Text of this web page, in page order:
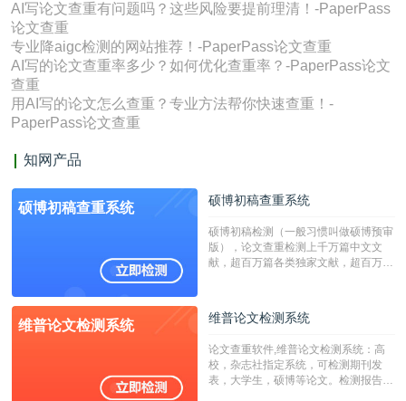
AI写论文查重有问题吗？这些风险要提前理清！-PaperPass
论文查重
专业降aigc检测的网站推荐！-PaperPass论文查重
AI写的论文查重率多少？如何优化查重率？-PaperPass论文
查重
用AI写的论文怎么查重？专业方法帮你快速查重！-
PaperPass论文查重
知网产品
硕博初稿查重系统 硕博初稿查重系统
硕博初稿检测（一般习惯叫做硕博预审
版），论文查重检测上千万篇中文文
献，超百万篇各类独家文献，超百万港
校用来检测硕博论文的系统，检测范围
广，数据来源真实，检测算法合理!本
字符数30万）
维普论文检测系统 维普论文检测系统
论文查重软件,维普论文检测系统：高
校，杂志社指定系统，可检测期刊发
表，大学生，硕博等论文。检测报告支